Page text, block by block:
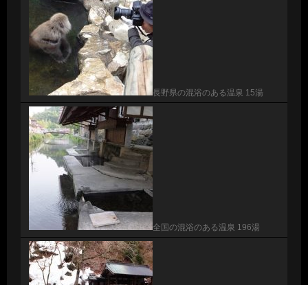
長野県の混浴のある温泉 15湯
全国の混浴のある温泉 196湯